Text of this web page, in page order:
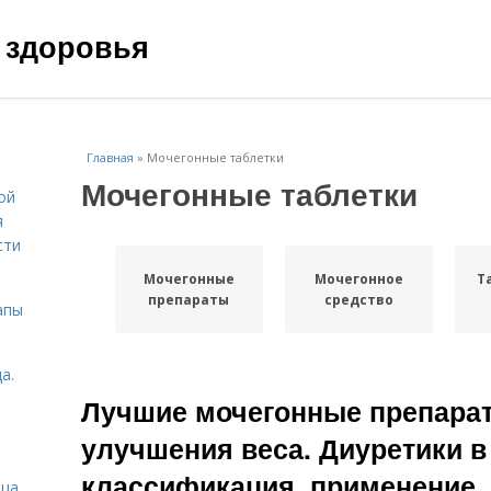
Главная » Мочегонные таблетки
Мочегонные таблетки
Мочегонные
препараты
Мочегонное
средство
Лучшие мочегонные
улучшения веса. Диуретики в